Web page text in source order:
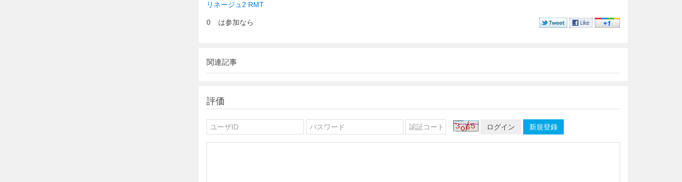
リネージュ2 RMT
0 は参加なら
関連記事
評価
ログイン 新規登錄